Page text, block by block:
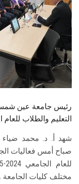
رئيس جامعة عين شمس
التعليم والطلاب للعام
شهد أ. د. محمد
صباح أمس فعاليات
مختلف كليات